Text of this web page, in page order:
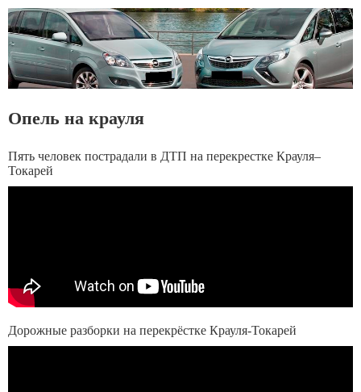
Опель на крауля
Пять человек пострадали в ДТП на перекрестке Крауля–
Токарей
Дорожные разборки на перекрёстке Крауля-Токарей